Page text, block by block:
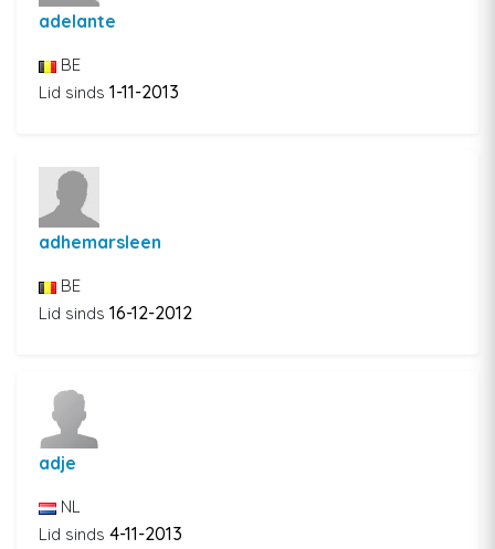
adelante
BE
Lid sinds 1-11-2013
adhemarsleen
BE
Lid sinds 16-12-2012
adje
NL
Lid sinds 4-11-2013